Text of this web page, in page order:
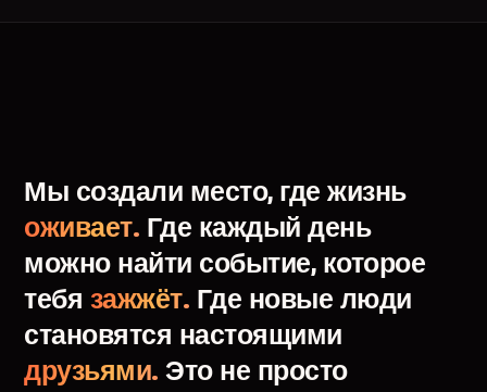
Мы создали место, где жизнь
оживает. Где каждый день
можно найти событие, которое
тебя зажжёт. Где новые люди
становятся настоящими
друзьями. Это не просто